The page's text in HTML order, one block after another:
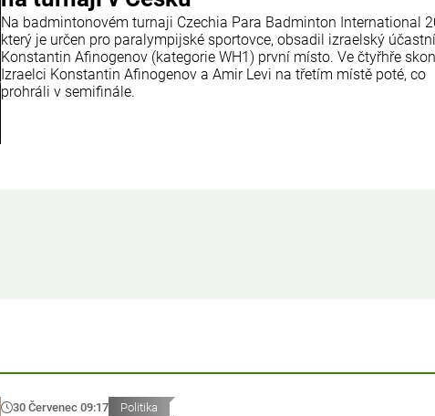
Na badmintonovém turnaji Czechia Para Badminton International
který je určen pro paralympijské sportovce, obsadil izraelský
Konstantin Afinogenov (kategorie WH1) první místo. Ve čtyřhře
Izraelci Konstantin Afinogenov a Amir Levi na třetím místě poté, co
prohráli v semifinále.
30 Červenec 09:17 Politika